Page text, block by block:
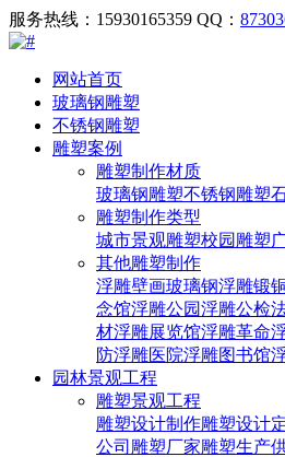
服务热线：15930165359 QQ：
网站首页
玻璃钢雕塑
不锈钢雕塑
雕塑案例
雕塑制作材质
玻璃钢雕塑不锈钢雕塑
雕塑制作类型
城市景观雕塑校园雕塑
其他雕塑制作
浮雕壁画玻璃钢浮雕锻
念馆浮雕公园浮雕公检
材浮雕展览馆浮雕革命
防浮雕医院浮雕图书馆
园林景观工程
雕塑景观工程
雕塑设计制作雕塑设计
公司 雕塑厂家雕塑生产